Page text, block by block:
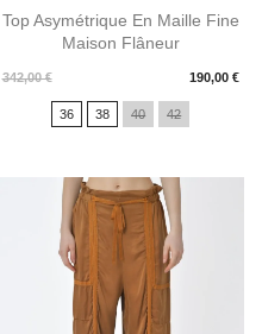
Top Asymétrique En Maille Fine
Maison Flâneur
342,00 € 190,00 €
Prix
36 38 40 42